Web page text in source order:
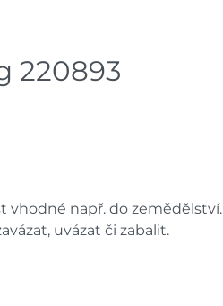
220893
vhodné např. do zemědělství.
uvázat či zabalit.